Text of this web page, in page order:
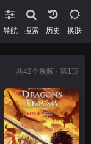
导航 搜索 换肤
共42个视频 · 第1页